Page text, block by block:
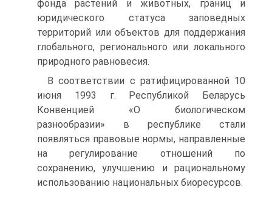
фонда растений и животных, границ и
юридическо­го статуса заповедных
территорий или объектов для поддержания
гло­бального, регионального или локального
природного равновесия.
В соответствии с ратифицированной 10
июня 1993 г. Республикой Беларусь
Конвенцией «О биологическом
разнообразии» в республике стали
появляться правовые нормы, направленные
на регулирование от­ношений по
сохранению, улучшению и рациональному
использованию национальных биоресурсов.